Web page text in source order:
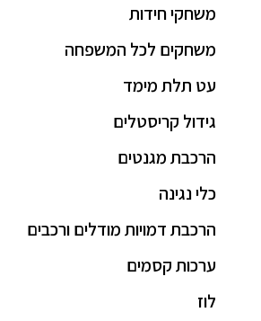
משחקי חידות
משחקים לכל המשפחה
עט תלת מימד
גידול קריסטלים
הרכבת מגנטים
כלי נגינה
הרכבת דמויות מודלים ורכבים
ערכות קסמים
לוז